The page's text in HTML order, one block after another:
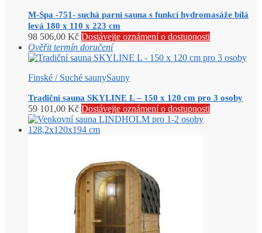
M-Spa -751- suchá parní sauna s funkcí hydromasáže bílá
levá 180 x 110 x 223 cm
98 506,00 Kč Dostávejte oznámení o dostupnosti
Ověřit termín doručení
Finské / Suché saunySauny
Tradiční sauna SKYLINE L – 150 x 120 cm pro 3 osoby
59 101,00 Kč Dostávejte oznámení o dostupnosti